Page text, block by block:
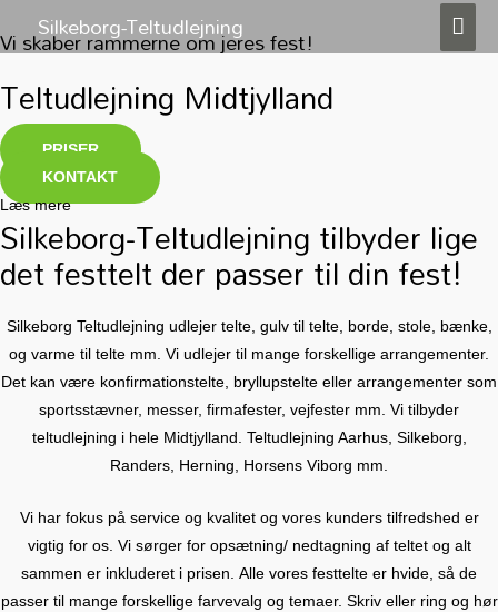
Silkeborg-Teltudlejning
Vi skaber rammerne om jeres fest!
Teltudlejning Midtjylland
PRISER
KONTAKT
Læs mere
Silkeborg-Teltudlejning tilbyder lige
det festtelt der passer til din fest!
Silkeborg Teltudlejning udlejer telte, gulv til telte, borde, stole, bænke,
og varme til telte mm. Vi udlejer til mange forskellige arrangementer.
Det kan være konfirmationstelte, bryllupstelte eller arrangementer som
sportsstævner, messer, firmafester, vejfester mm. Vi tilbyder
teltudlejning i hele Midtjylland. Teltudlejning Aarhus, Silkeborg,
Randers, Herning, Horsens Viborg mm.
Vi har fokus på service og kvalitet og vores kunders tilfredshed er
vigtig for os. Vi sørger for opsætning/ nedtagning af teltet og alt
sammen er inkluderet i prisen. Alle vores festtelte er hvide, så de
passer til mange forskellige farvevalg og temaer. Skriv eller ring og hør